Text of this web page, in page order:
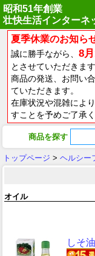
昭和51年創業
壮快生活インター
夏季休業のお知ら
誠に勝手ながら、 8
とさせていただきます
商品の発送、お問い
ていただきます。
在庫状況や混雑によ
すことを予めご了承く
商品を探す
トップページ > ヘルシー
オイル
しそ